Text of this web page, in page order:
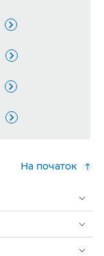




На початок